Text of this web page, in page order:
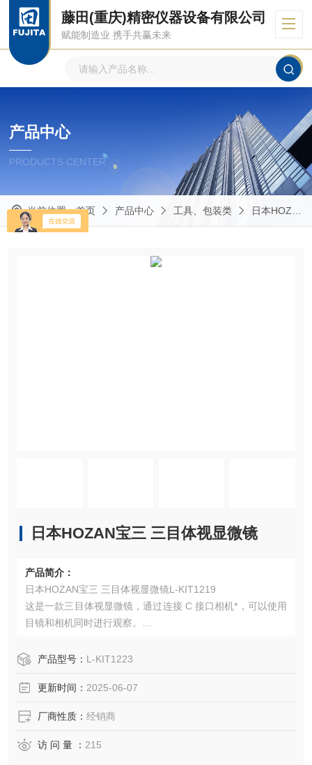
藤田(重庆)精密仪器设备有限公司
赋能制造业 携手共赢未来
产品中心
PRODUCTS CENTER
当前位置：首页 产品中心 工具、包装类 日本HOZAN宝山
日本HOZAN宝三 三目体视显微镜
产品简介：
日本HOZAN宝三 三目体视显微镜L-KIT1219
这是一款三目体视显微镜，通过连接 C 接口相机*，可以使用
目镜和相机同时进行观察。
产品型号： L-KIT1223
更新时间： 2025-06-07
厂商性质： 经销商
访 问 量 ： 215